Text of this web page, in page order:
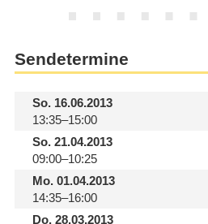
Sendetermine
So.16.06.2013
13:35–15:00
So.21.04.2013
09:00–10:25
Mo.01.04.2013
14:35–16:00
Do.28.03.2013